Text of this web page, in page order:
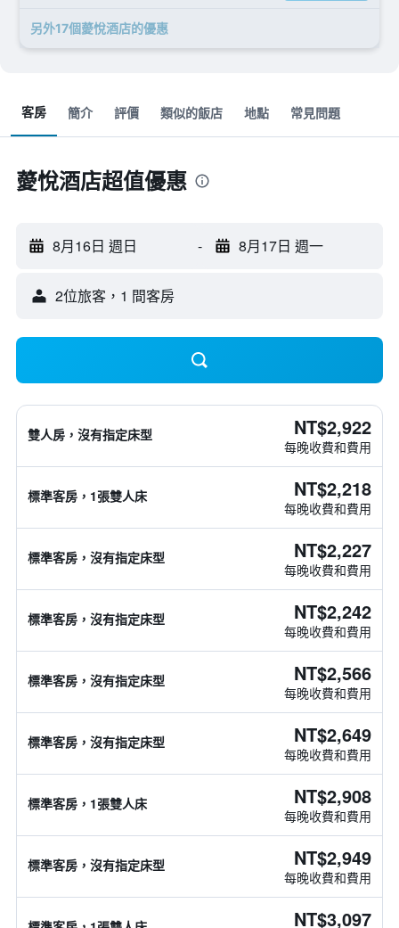
另外17個薆悅酒店​的優惠
客房 簡介 評價 類似的飯店 地點 常見問題
薆悅酒店超值優惠
8月16日 週日 - 8月17日 週一
2位旅客，1 間客房
雙人房，沒有指定床型 NT$2,922
每晚收費和費用
標準客房，1張雙人床 NT$2,218
每晚收費和費用
標準客房，沒有指定床型 NT$2,227
每晚收費和費用
標準客房，沒有指定床型 NT$2,242
每晚收費和費用
標準客房，沒有指定床型 NT$2,566
每晚收費和費用
標準客房，沒有指定床型 NT$2,649
每晚收費和費用
標準客房，1張雙人床 NT$2,908
每晚收費和費用
標準客房，沒有指定床型 NT$2,949
每晚收費和費用
NT$3,097